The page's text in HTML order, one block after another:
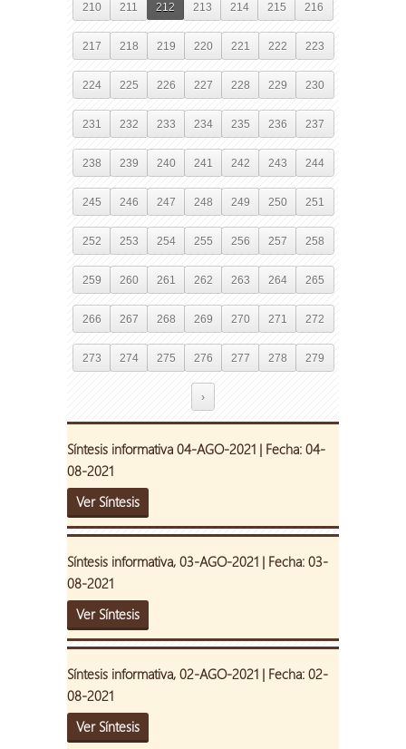
210 211 212 213 214 215 216
217 218 219 220 221 222 223
224 225 226 227 228 229 230
231 232 233 234 235 236 237
238 239 240 241 242 243 244
245 246 247 248 249 250 251
252 253 254 255 256 257 258
259 260 261 262 263 264 265
266 267 268 269 270 271 272
273 274 275 276 277 278 279
›
Síntesis informativa 04-AGO-2021 | Fecha: 04-
08-2021
Ver Síntesis
Síntesis informativa, 03-AGO-2021 | Fecha: 03-
08-2021
Ver Síntesis
Síntesis informativa, 02-AGO-2021 | Fecha: 02-
08-2021
Ver Síntesis